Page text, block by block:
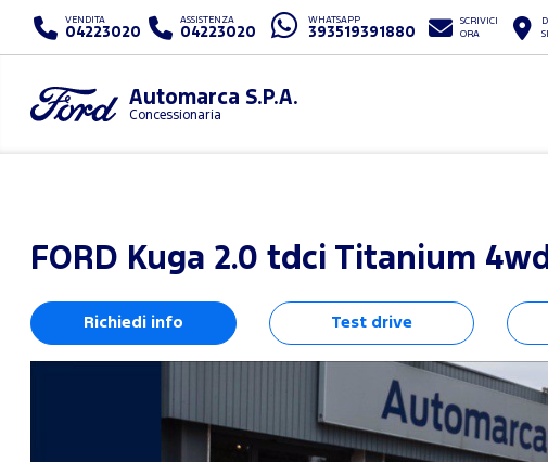
VENDITA
04223020
ASSISTENZA
04223020
WHATSAPP
393519391880
SCRIVICI
ORA
Automarca S.P.A.
Concessionaria
FORD Kuga 2.0 tdci Titanium
Richiedi info Test drive